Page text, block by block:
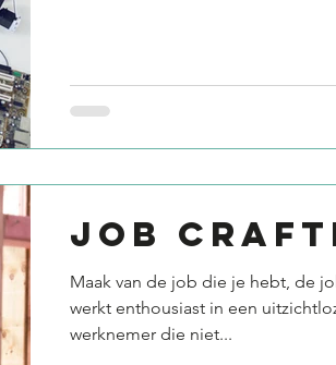
Job
Maak van de job die je hebt, de
werkt enthousiast in een
werknemer die niet...